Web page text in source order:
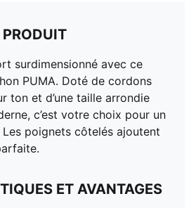
surdimensionné avec ce
PUMA. Doté de cordons
ton et d’une taille arrondie
c’est votre choix pour un
poignets côtelés ajoutent
ET AVANTAGES